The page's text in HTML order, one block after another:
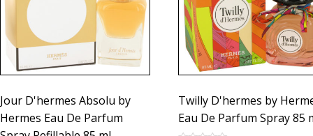
Jour D'hermes Absolu by
Hermes Eau De Parfum
Twilly D'hermes by
Eau De Parfum Spray 85